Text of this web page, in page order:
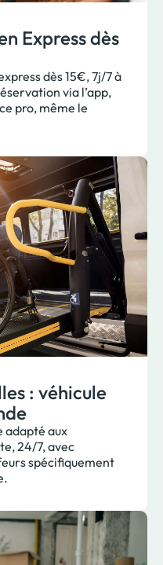
Express dès
dès 15€, 7j/7 à
via l’app,
pro, même le
: véhicule
adapté aux
24/7, avec
spécifiquement